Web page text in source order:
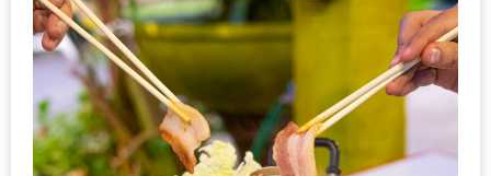
ม่วน
กั๋น
บน
INSTAGRAM
รวม